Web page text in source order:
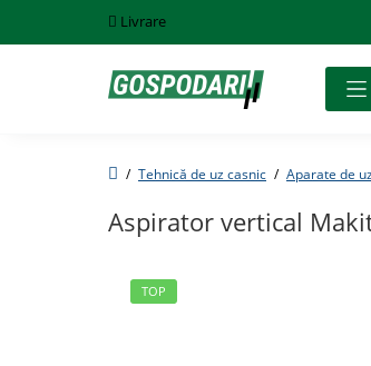
Livrare
Tehnică de uz casnic Aparate de
Aspirator vertical
TOP